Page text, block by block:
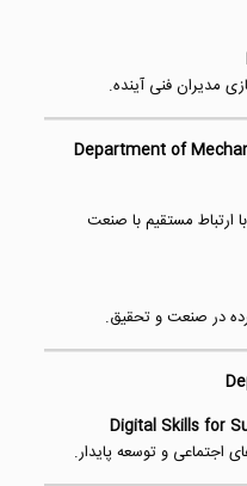
مدیران فنی آینده.
Department of
ارتباط مستقیم با صنعت
در صنعت و تحقیق.
اجتماعی و توسعه پایدار.